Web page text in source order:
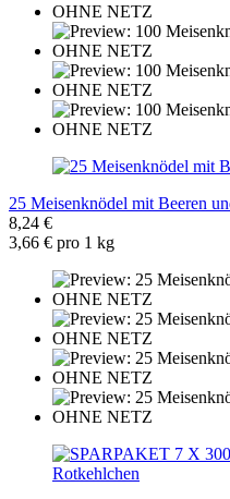
25 Meisenknödel mit Beeren
8,24 €
3,66 € pro 1 kg